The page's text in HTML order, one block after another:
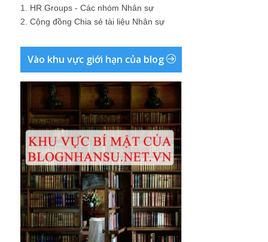
1. HR Groups - Các nhóm Nhân sự
2. Cộng đồng Chia sẻ tài liệu Nhân sự
Vào khu vực giới hạn của blog